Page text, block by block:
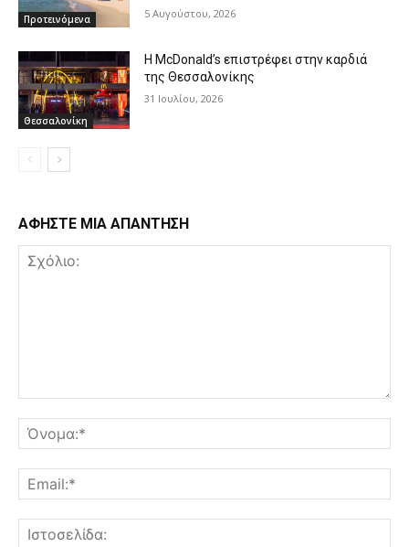
Προτεινόμενα 5 Αυγούστου, 2026
Θεσσαλονίκη
Η McDonald’s επιστρέφει στην καρδιά
της Θεσσαλονίκης
31 Ιουλίου, 2026
ΑΦΗΣΤΕ ΜΙΑ ΑΠΑΝΤΗΣΗ